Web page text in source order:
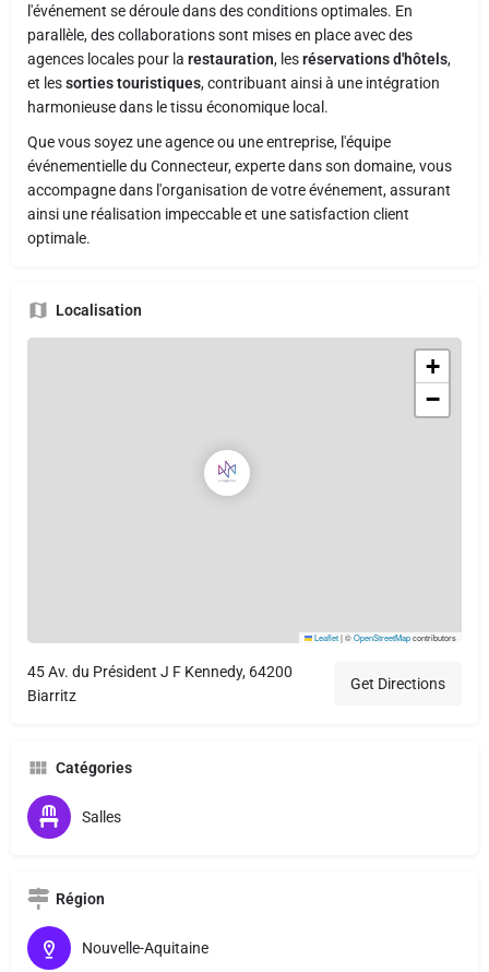
l'événement se déroule dans des conditions optimales. En
parallèle, des collaborations sont mises en place avec des
agences locales pour la restauration, lesréservations d'hôtels,
et lessorties touristiques, contribuant ainsi à une intégration
harmonieuse dans le tissu économique local.
Que vous soyez une agence ou une entreprise, l'équipe
événementielle du Connecteur, experte dans son domaine, vous
accompagne dans l'organisation de votre événement, assurant
ainsi une réalisation impeccable et une satisfaction client
optimale.
Localisation
+
−
Leaflet|©OpenStreetMapcontributors
45 Av. du Président J F Kennedy, 64200
Biarritz
Get Directions
Catégories
Salles
Région
Nouvelle-Aquitaine